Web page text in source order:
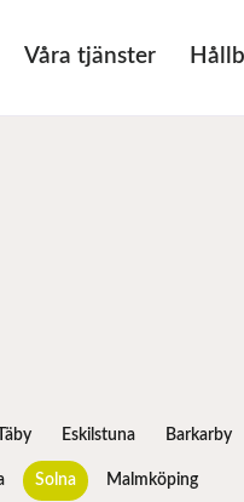
Våra tjänster
Eskilstuna Barkarby
Solna Malmköping